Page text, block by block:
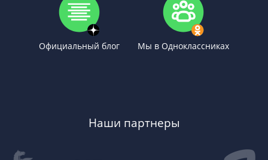
Официальный блог Мы в Одноклассниках
Наши партнеры